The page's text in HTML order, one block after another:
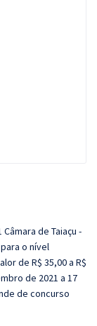
de Taiaçu -
o nível
de R$ 35,00 a R$
de 2021 a 17
de concurso